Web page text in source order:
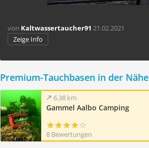
von Kaltwassertaucher91 21.02.2021
Zeige Info
Premium-Tauchbasen in der Nähe
6.38 km
Gammel Aalbo Camping
8 Bewertungen